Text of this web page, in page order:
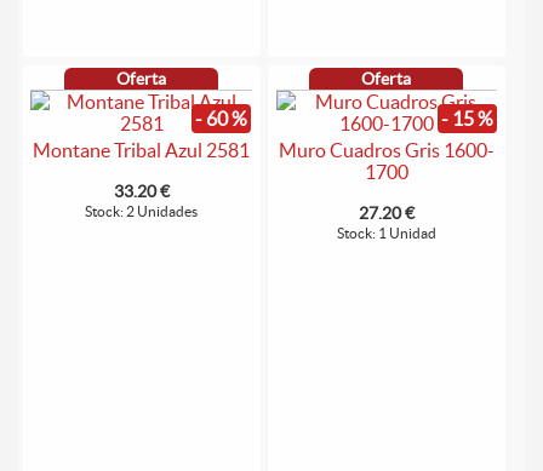
Oferta
- 60 %
Montane Tribal Azul 2581
33.20 €
Stock: 2 Unidades
Oferta
- 15 %
Muro Cuadros Gris 1600-
1700
27.20 €
Stock: 1 Unidad